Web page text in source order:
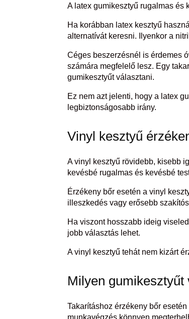
A latex gumikesztyű rugalmas és
Ha korábban latex kesztyű
alternatívát keresni. Ilyenkor a
Céges beszerzésnél is érdemes
számára megfelelő lesz. Egy
gumikesztyűt választani.
Ez nem azt jelenti, hogy a latex
legbiztonságosabb irány.
Vinyl kesztyű
A vinyl kesztyű rövidebb, kisebb
kevésbé rugalmas és kevésbé
Érzékeny bőr esetén a vinyl
illeszkedés vagy erősebb
Ha viszont hosszabb ideig
jobb választás lehet.
A vinyl kesztyű tehát nem kizárt
Milyen
Takarításhoz érzékeny bőr
munkavégzés könnyen